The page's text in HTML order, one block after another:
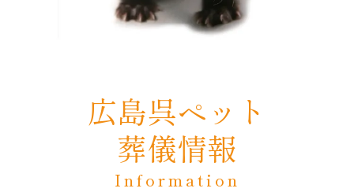
広島呉ペット
葬儀情報
Information